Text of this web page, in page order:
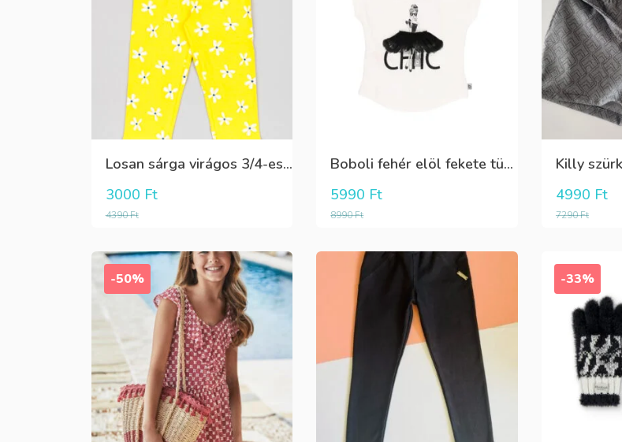
Losan sárga virágos 3/4-es leggings
4390Ft
3000 Ft
Boboli fehér elöl fekete tüll+gyöngyös csini póló
8990Ft
5990 Ft
7290Ft
4990 Ft
-50% -33%